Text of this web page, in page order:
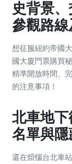
史背景、
參觀路
想征服紐約帝國
國大廈門票購買
精準開放時間、
的注意事項！
北車地
名單與
還在煩惱台北車